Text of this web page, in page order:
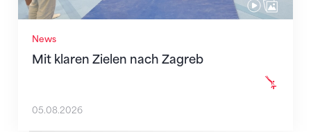
News
Mit klaren Zielen nach Zagreb
05.08.2026